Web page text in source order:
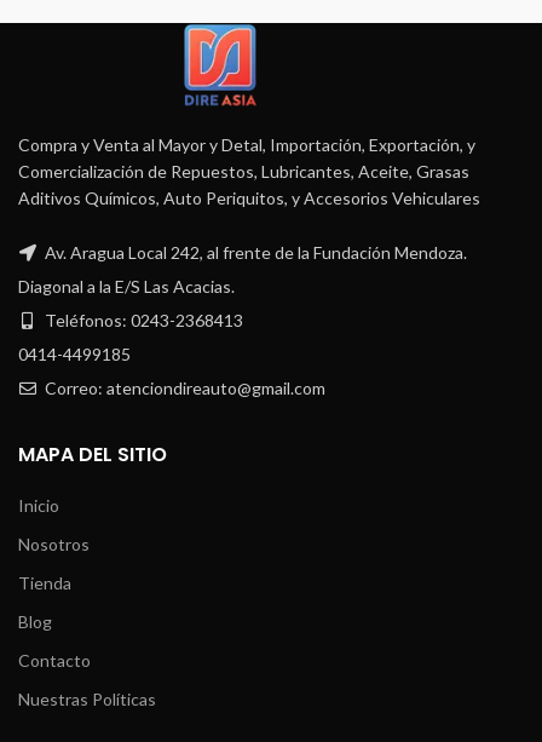
Compra y Venta al Mayor y Detal, Importación, Exportación, y
Comercialización de Repuestos, Lubricantes, Aceite, Grasas
Aditivos Químicos, Auto Periquitos, y Accesorios Vehiculares
Av. Aragua Local 242, al frente de la Fundación Mendoza.
Diagonal a la E/S Las Acacias.
Teléfonos: 0243-2368413
0414-4499185
Correo: atenciondireauto@gmail.com
MAPA DEL SITIO
Inicio
Nosotros
Tienda
Blog
Contacto
Nuestras Políticas